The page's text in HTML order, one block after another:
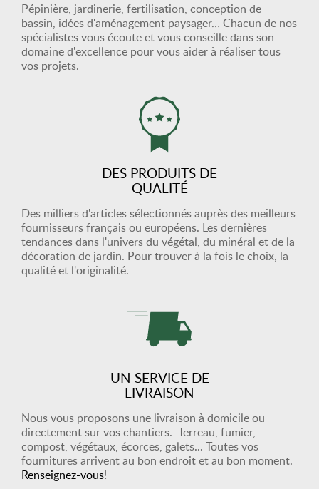
Pépinière, jardinerie, fertilisation, conception de
bassin, idées d'aménagement paysager… Chacun de nos
spécialistes vous écoute et vous conseille dans son
domaine d'excellence pour vous aider à réaliser tous
vos projets.
DES PRODUITS DE
QUALITÉ
Des milliers d'articles sélectionnés auprès des meilleurs
fournisseurs français ou européens. Les dernières
tendances dans l'univers du végétal, du minéral et de la
décoration de jardin. Pour trouver à la fois le choix, la
qualité et l'originalité.
UN SERVICE DE
LIVRAISON
Nous vous proposons une livraison à domicile ou
directement sur vos chantiers. Terreau, fumier,
compost, végétaux, écorces, galets... Toutes vos
fournitures arrivent au bon endroit et au bon moment.
Renseignez-vous!